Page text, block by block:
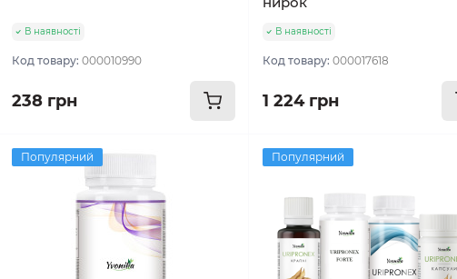
В наявності
Код товару: 000010990
238 грн
В наявності
Код товару:000017618
1 224 грн
Популярний Популярний